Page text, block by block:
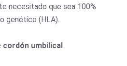
necesitado que sea 100%
genético (HLA).
cordón umbilical